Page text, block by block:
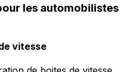
les automobilistes
vitesse